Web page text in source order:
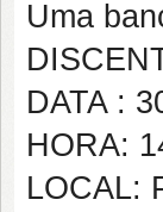
Uma
DATA :
HORA:
LOCAL: